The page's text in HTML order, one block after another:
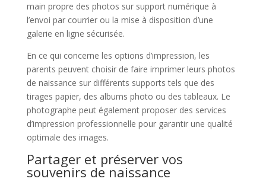
main propre des photos sur support numérique à
l’envoi par courrier ou la mise à disposition d’une
galerie en ligne sécurisée.
En ce qui concerne les options d’impression, les
parents peuvent choisir de faire imprimer leurs photos
de naissance sur différents supports tels que des
tirages papier, des albums photo ou des tableaux. Le
photographe peut également proposer des services
d’impression professionnelle pour garantir une qualité
optimale des images.
Partager et préserver vos
souvenirs de naissance